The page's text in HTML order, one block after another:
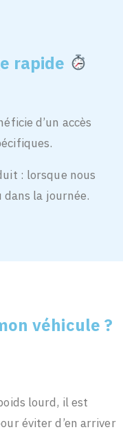
rapide
d’un accès
: lorsque nous
dans la journée.
véhicule ?
lourd, il est
éviter d’en arriver